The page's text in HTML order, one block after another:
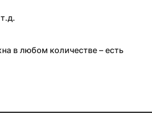
в любом количестве – есть